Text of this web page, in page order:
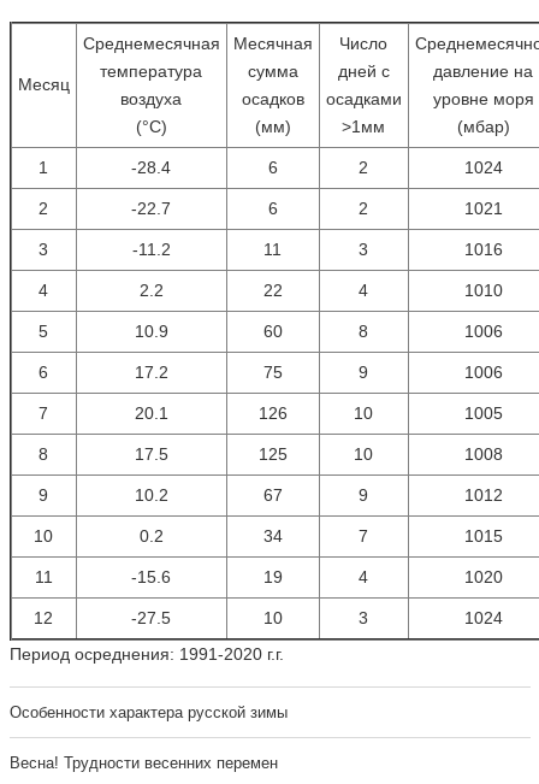
Месяц
Среднемесячная
температура
воздуха
(°С)
Месячная
сумма
осадков
(мм)
Число
дней с
осадками
>1мм
давление на
уровне моря
(мбар)
1 -28.4 6 2 1024
2 -22.7 6 2 1021
3 -11.2 11 3 1016
4 2.2 22 4 1010
5 10.9 60 8 1006
6 17.2 75 9 1006
7 20.1 126 10 1005
8 17.5 125 10 1008
9 10.2 67 9 1012
10 0.2 34 7 1015
11 -15.6 19 4 1020
12 -27.5 10 3
1024
Период осреднения: 1991-2020 г.г.
Особенности характера русской зимы
Весна! Трудности весенних перемен